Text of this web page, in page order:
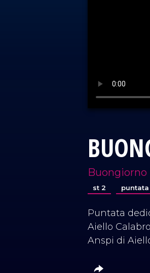
Buongiorno
st 2 puntata
Puntata
Aiello
Anspi di